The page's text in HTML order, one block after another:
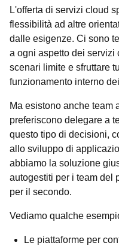
L'offerta di servizi cloud
flessibilità ad altre
dalle esigenze. Ci sono
a ogni aspetto dei servizi
scenari limite e sfruttare
funzionamento interno
Ma esistono anche team
preferiscono delegare a
questo tipo di decisioni,
allo sviluppo di
abbiamo la soluzione
autogestiti per i team del
per il secondo.
Vediamo qualche
Le piattaforme per